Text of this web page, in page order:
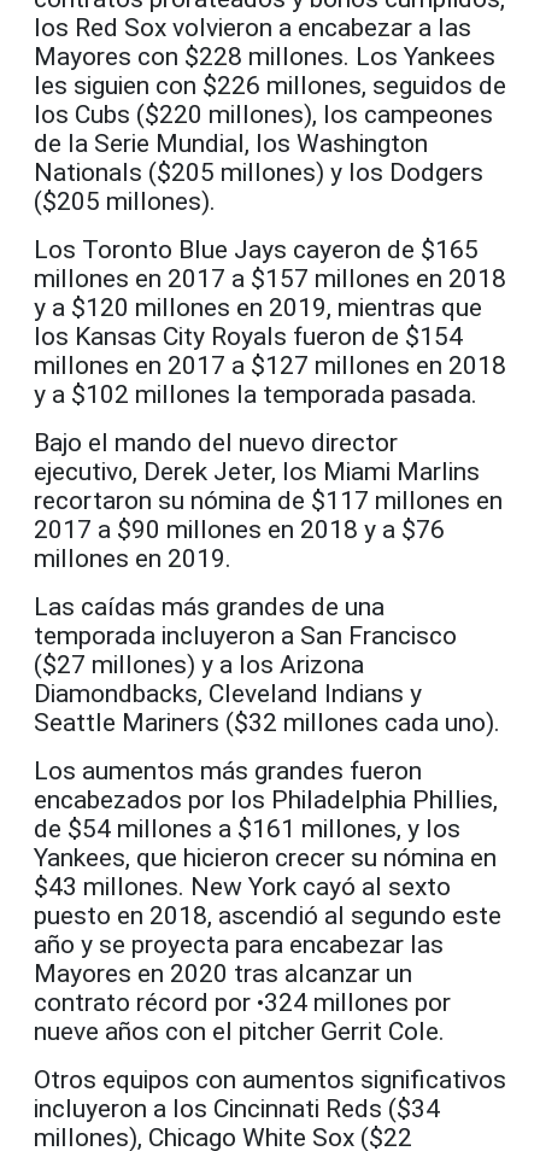
los Red Sox volvieron a encabezar a las
Mayores con $228 millones. Los Yankees
les siguien con $226 millones, seguidos de
los Cubs ($220 millones), los campeones
de la Serie Mundial, los Washington
Nationals ($205 millones) y los Dodgers
($205 millones).
Los Toronto Blue Jays cayeron de $165
millones en 2017 a $157 millones en 2018
y a $120 millones en 2019, mientras que
los Kansas City Royals fueron de $154
millones en 2017 a $127 millones en 2018
y a $102 millones la temporada pasada.
Bajo el mando del nuevo director
ejecutivo, Derek Jeter, los Miami Marlins
recortaron su nómina de $117 millones en
2017 a $90 millones en 2018 y a $76
millones en 2019.
Las caídas más grandes de una
temporada incluyeron a San Francisco
($27 millones) y a los Arizona
Diamondbacks, Cleveland Indians y
Seattle Mariners ($32 millones cada uno).
Los aumentos más grandes fueron
encabezados por los Philadelphia Phillies,
de $54 millones a $161 millones, y los
Yankees, que hicieron crecer su nómina en
$43 millones. New York cayó al sexto
puesto en 2018, ascendió al segundo este
año y se proyecta para encabezar las
Mayores en 2020 tras alcanzar un
contrato récord por •324 millones por
nueve años con el pitcher Gerrit Cole.
Otros equipos con aumentos significativos
incluyeron a los Cincinnati Reds ($34
millones), Chicago White Sox ($22